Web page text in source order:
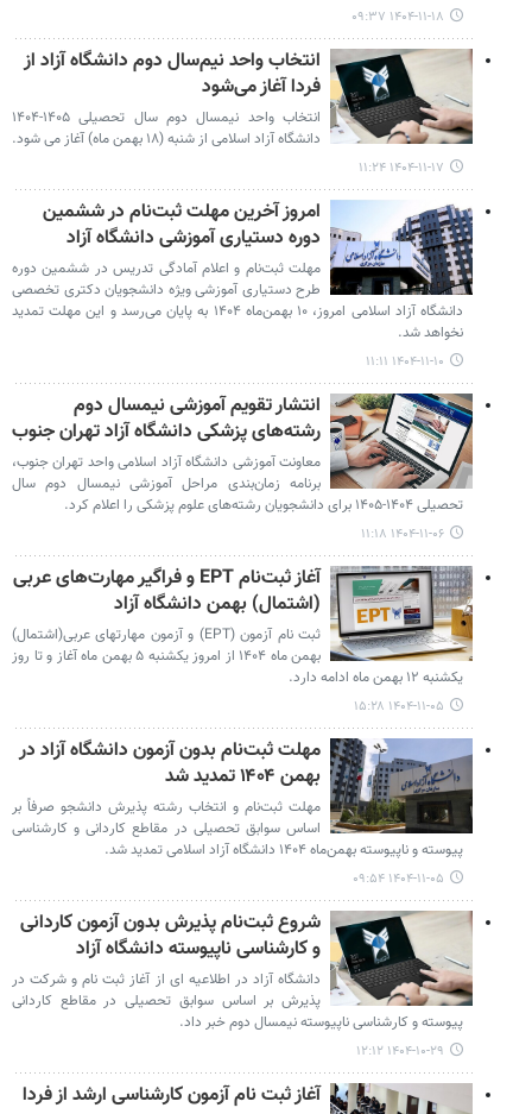
۱۴۰۴-۱۱-۱۸ ۰۹:۳۷
انتخاب واحد نیم‌سال دوم دانشگاه آزاد از
فردا آغاز می‌شود
انتخاب واحد نیمسال دوم سال تحصیلی ۱۴۰۵-۱۴۰۴
دانشگاه آزاد اسلامی از شنبه (۱۸ بهمن ماه) آغاز می شود.
۱۴۰۴-۱۱-۱۷ ۱۱:۲۴
امروز آخرین مهلت ثبت‌نام در ششمین
دوره دستیاری آموزشی دانشگاه آزاد
مهلت ثبت‌نام و اعلام آمادگی تدریس در ششمین دوره
طرح دستیاری آموزشی ویژه دانشجویان دکتری تخصصی
دانشگاه آزاد اسلامی امروز، ۱۰ بهمن‌ماه ۱۴۰۴ به پایان می‌رسد و این مهلت تمدید
نخواهد شد.
۱۴۰۴-۱۱-۱۰ ۱۱:۱۱
انتشار تقویم آموزشی نیمسال دوم
رشته‌های پزشکی دانشگاه آزاد تهران جنوب
معاونت آموزشی دانشگاه آزاد اسلامی واحد تهران جنوب،
برنامه زمان‌بندی مراحل آموزشی نیمسال دوم سال
تحصیلی ۱۴۰۴-۱۴۰۵ برای دانشجویان رشته‌های علوم پزشکی را اعلام کرد.
۱۴۰۴-۱۱-۰۶ ۱۱:۱۸
آغاز ثبت‌نام EPT و فراگیر مهارت‌های عربی
(اشتمال) بهمن‌ دانشگاه آزاد
ثبت نام آزمون (EPT) و آزمون مهارتهای عربی(اشتمال)
بهمن ماه ۱۴۰۴ از امروز یکشنبه ۵ بهمن ماه آغاز و تا روز
یکشنبه ۱۲ بهمن ماه ادامه دارد.
۱۴۰۴-۱۱-۰۵ ۱۵:۲۸
مهلت ثبت‌نام بدون آزمون دانشگاه آزاد در
بهمن ۱۴۰۴ تمدید شد
مهلت ثبت‌نام و انتخاب رشته پذیرش دانشجو صرفاً بر
اساس سوابق تحصیلی در مقاطع کاردانی و کارشناسی
پیوسته و ناپیوسته بهمن‌ماه ۱۴۰۴ دانشگاه آزاد اسلامی تمدید شد.
۱۴۰۴-۱۱-۰۵ ۰۹:۵۴
شروع ثبت‌نام پذیرش بدون آزمون کاردانی
و کارشناسی ناپیوسته دانشگاه آزاد
دانشگاه آزاد در اطلاعیه ای از آغاز ثبت نام و شرکت در
پذیرش بر اساس سوابق تحصیلی در مقاطع کاردانی
پیوسته و کارشناسی ناپیوسته نیمسال دوم خبر داد.
۱۴۰۴-۱۰-۲۹ ۱۲:۱۲
آغاز ثبت نام آزمون کارشناسی ارشد از فردا